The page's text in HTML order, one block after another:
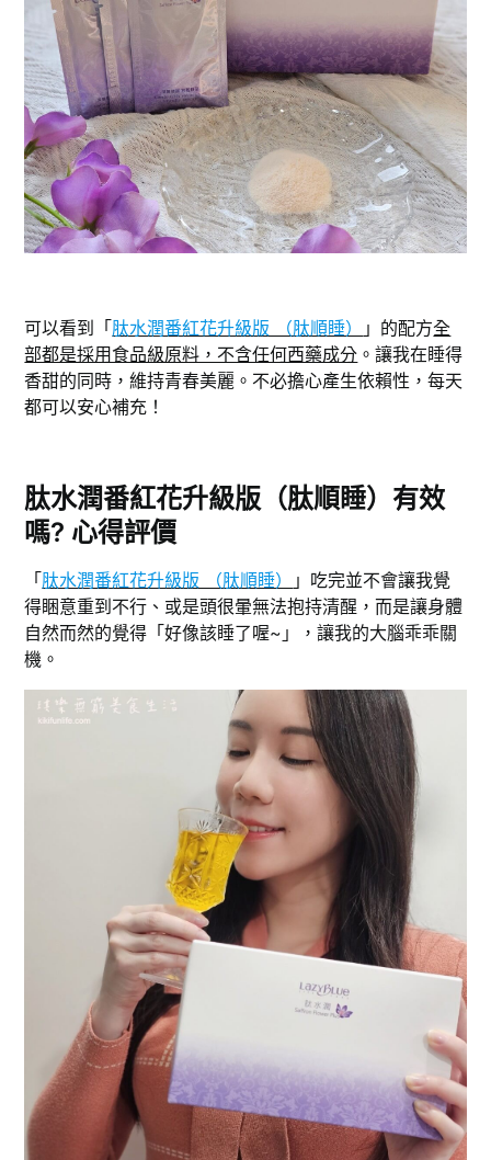
可以看到「肽水潤番紅花升級版 （肽順睡） 」的配方全
部都是採用食品級原料，不含任何西藥成分 。讓我在睡得
香甜的同時，維持青春美麗。不必擔心產生依賴性，每天
都可以安心補充！
肽水潤番紅花升級版（肽順睡）有效
嗎? 心得評價
「肽水潤番紅花升級版 （肽順睡）
」吃完並不會讓我覺
得睏意重到不行、或是頭很暈無法抱持清醒，而是讓身體
自然而然的覺得「好像該睡了喔~」，讓我的大腦乖乖關
機。